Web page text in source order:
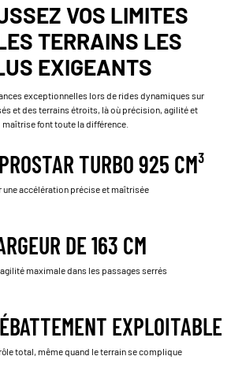
VOS LIMITES
TERRAINS LES
EXIGEANTS
exceptionnelles lors de rides dynamiques sur
et des terrains étroits, là où précision, agilité et
maîtrise font toute la différence.
TURBO 925 CM³
une accélération précise et maîtrisée
DE 163 CM
agilité maximale dans les passages serrés
EXPLOITABLE
total, même quand le terrain se complique